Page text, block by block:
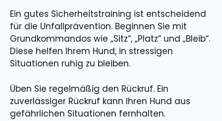
Ein gutes Sicherheitstraining ist entscheidend
für die Unfallprävention. Beginnen Sie mit
Grundkommandos wie „Sitz“, „Platz“ und „Bleib“.
Diese helfen Ihrem Hund, in stressigen
Situationen ruhig zu bleiben.
Üben Sie regelmäßig den Rückruf. Ein
zuverlässiger Rückruf kann Ihren Hund aus
gefährlichen Situationen fernhalten.